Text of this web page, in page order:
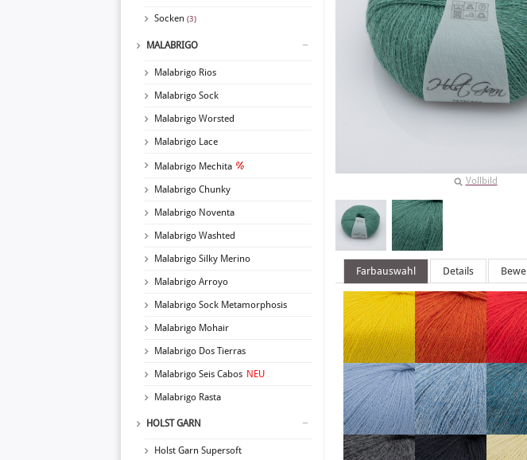
Socken (3)
MALABRIGO
Malabrigo Rios
Malabrigo Sock
Malabrigo Worsted
Malabrigo Lace
Malabrigo Mechita
Malabrigo Chunky
Malabrigo Noventa
Malabrigo Washted
Malabrigo Silky Merino
Malabrigo Arroyo
Malabrigo Sock Metamorphosis
Malabrigo Mohair
Malabrigo Dos Tierras
Malabrigo Seis Cabos NEU
Malabrigo Rasta
HOLST GARN
Holst Garn Supersoft
Vollbild
Farbauswahl Details